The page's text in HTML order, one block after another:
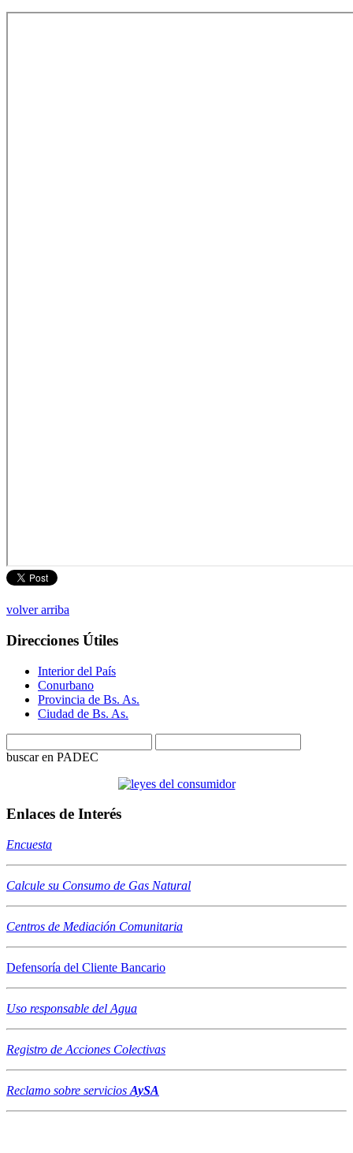
volver arriba
Direcciones Útiles
Interior del País
Conurbano
Provincia de Bs. As.
Ciudad de Bs. As.
buscar en PADEC
Enlaces de Interés
Encuesta
Calcule su Consumo de Gas Natural
Centros de Mediación Comunitaria
Defensoría del Cliente Bancario
Uso responsable del Agua
Registro de Acciones Colectivas
Reclamo sobre servicios AySA